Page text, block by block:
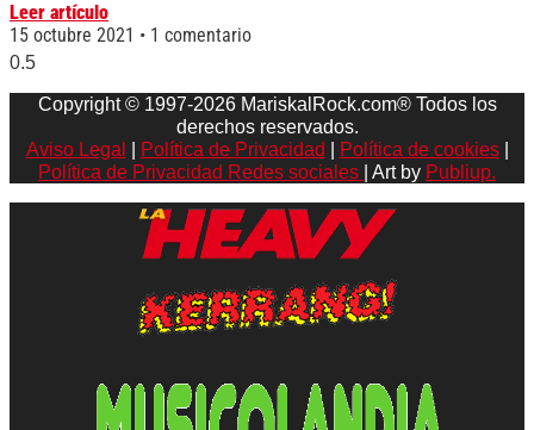
Leer artículo
15 octubre 2021
1 comentario
Copyright © 1997-2026 MariskalRock.com® Todos los
derechos reservados.
Aviso Legal
Política de Privacidad Política de cookies|
Política de Privacidad Redes sociales
| Art by Publiup.